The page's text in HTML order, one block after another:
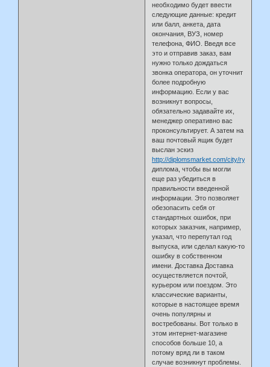
необходимо будет ввести
следующие данные: кредит
или балл, анкета, дата
окончания, ВУЗ, номер
телефона, ФИО. Введя все
это и отправив заказ, вам
нужно только дождаться
звонка оператора, он уточнит
более подробную
информацию. Если у вас
возникнут вопросы,
обязательно задавайте их,
менеджер оперативно вас
проконсультирует. А затем на
ваш почтовый ящик будет
выслан эскиз
http://diplomsmarket.com/city/ryazan/
диплома, чтобы вы могли
еще раз убедиться в
правильности введенной
информации. Это позволяет
обезопасить себя от
стандартных ошибок, при
которых заказчик, например,
указал, что перепутал год
выпуска, или сделал какую-то
ошибку в собственном
имени. Доставка Доставка
осуществляется почтой,
курьером или поездом. Это
классические варианты,
которые в настоящее время
очень популярны и
востребованы. Вот только в
этом интернет-магазине
способов больше 10, а
потому вряд ли в таком
случае возникнут проблемы.